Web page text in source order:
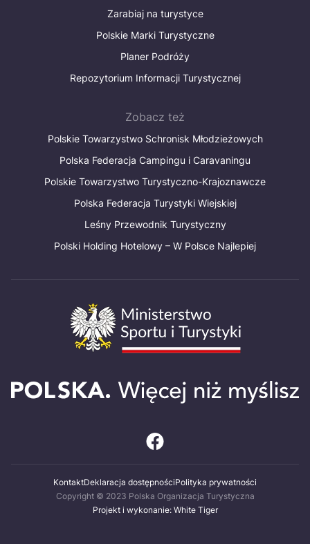
Zarabiaj na turystyce
Polskie Marki Turystyczne
Planer Podróży
Repozytorium Informacji Turystycznej
Zobacz też
Polskie Towarzystwo Schronisk Młodzieżowych
Polska Federacja Campingu i Caravaningu
Polskie Towarzystwo Turystyczno-Krajoznawcze
Polska Federacja Turystyki Wiejskiej
Leśny Przewodnik Turystyczny
Polski Holding Hotelowy – W Polsce Najlepiej
KontaktDeklaracja dostępnościPolityka prywatności
Copyright © 2023 Polska Organizacja Turystyczna
Projekt i wykonanie: White Tiger